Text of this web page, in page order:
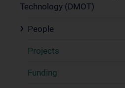
Technology (DMOT)
People
Projects
Funding